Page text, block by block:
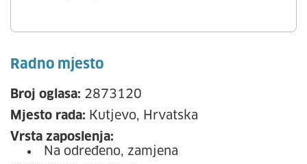
Radno mjesto
Broj oglasa: 2873120
Mjesto rada: Kutjevo, Hrvatska
Vrsta zaposlenja:
Na određeno, zamjena